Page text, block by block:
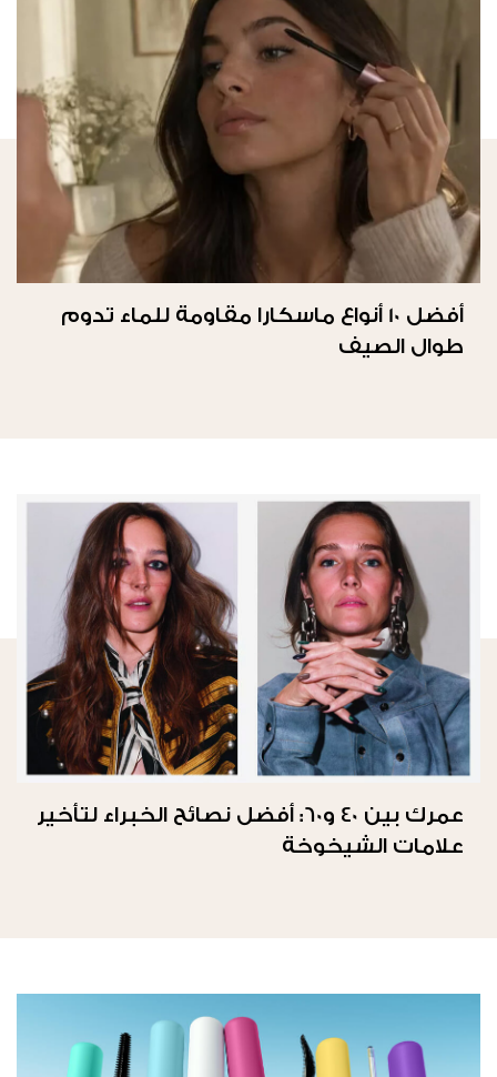
أفضل 10 أنواع ماسكارا مقاومة للماء تدوم
طوال الصيف
عمرك بين 40 و60: أفضل نصائح الخبراء لتأخير
علامات الشيخوخة